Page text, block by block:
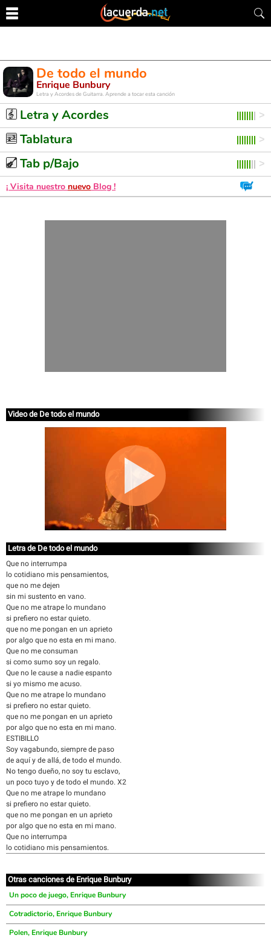
De todo el mundo
Enrique Bunbury
Letra y Acordes de Guitarra. Aprende a tocar esta canción
Letra y Acordes
Tablatura
Tab p/Bajo
¡ Visita nuestro nuevo Blog !
Video de De todo el mundo
Letra de De todo el mundo
Que no interrumpa
lo cotidiano mis pensamientos,
que no me dejen
sin mi sustento en vano.
Que no me atrape lo mundano
si prefiero no estar quieto.
que no me pongan en un aprieto
por algo que no esta en mi mano.
Que no me consuman
si como sumo soy un regalo.
Que no le cause a nadie espanto
si yo mismo me acuso.
Que no me atrape lo mundano
si prefiero no estar quieto.
que no me pongan en un aprieto
por algo que no esta en mi mano.
ESTIBILLO
Soy vagabundo, siempre de paso
de aquí y de allá, de todo el mundo.
No tengo dueño, no soy tu esclavo,
un poco tuyo y de todo el mundo. X2
Que no me atrape lo mundano
si prefiero no estar quieto.
que no me pongan en un aprieto
por algo que no esta en mi mano.
Que no interrumpa
lo cotidiano mis pensamientos.
Otras canciones de Enrique Bunbury
Un poco de juego, Enrique Bunbury
Cotradictorio, Enrique Bunbury
Polen, Enrique Bunbury